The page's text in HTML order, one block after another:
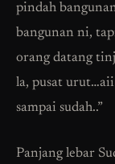
pindah
bangunan ni,
orang datang
la, pusat urut…aii
sampai sudah..”
Panjang lebar